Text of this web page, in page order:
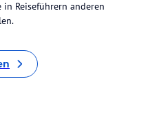
Reiseführern anderen